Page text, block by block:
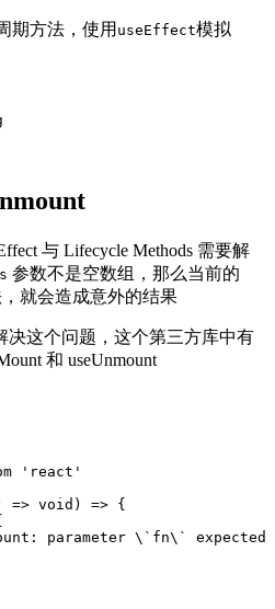
期方法，使用 useEffect模拟
与 Lifecycle Methods 需要解
参数不是空数组，那么当前的
，就会造成意外的结果
决这个问题，这个第三方库中有
和 useUnmount
'react'
=> void) => {
parameter \`fn\`